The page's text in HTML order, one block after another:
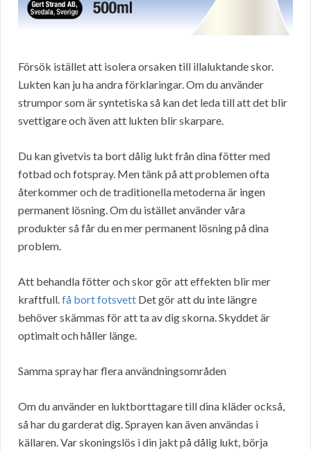
Försök istället att isolera orsaken till illaluktande skor.
Lukten kan ju ha andra förklaringar. Om du använder
strumpor som är syntetiska så kan det leda till att det blir
svettigare och även att lukten blir skarpare.
Du kan givetvis ta bort dålig lukt från dina fötter med
fotbad och fotspray. Men tänk på att problemen ofta
återkommer och de traditionella metoderna är ingen
permanent lösning. Om du istället använder våra
produkter så får du en mer permanent lösning på dina
problem.
Att behandla fötter och skor gör att effekten blir mer
kraftfull.få bort fotsvett Det gör att du inte längre
behöver skämmas för att ta av dig skorna. Skyddet är
optimalt och håller länge.
Samma spray har flera användningsområden
Om du använder en luktborttagare till dina kläder också,
så har du garderat dig. Sprayen kan även användas i
källaren. Var skoningslös i din jakt på dålig lukt, börja